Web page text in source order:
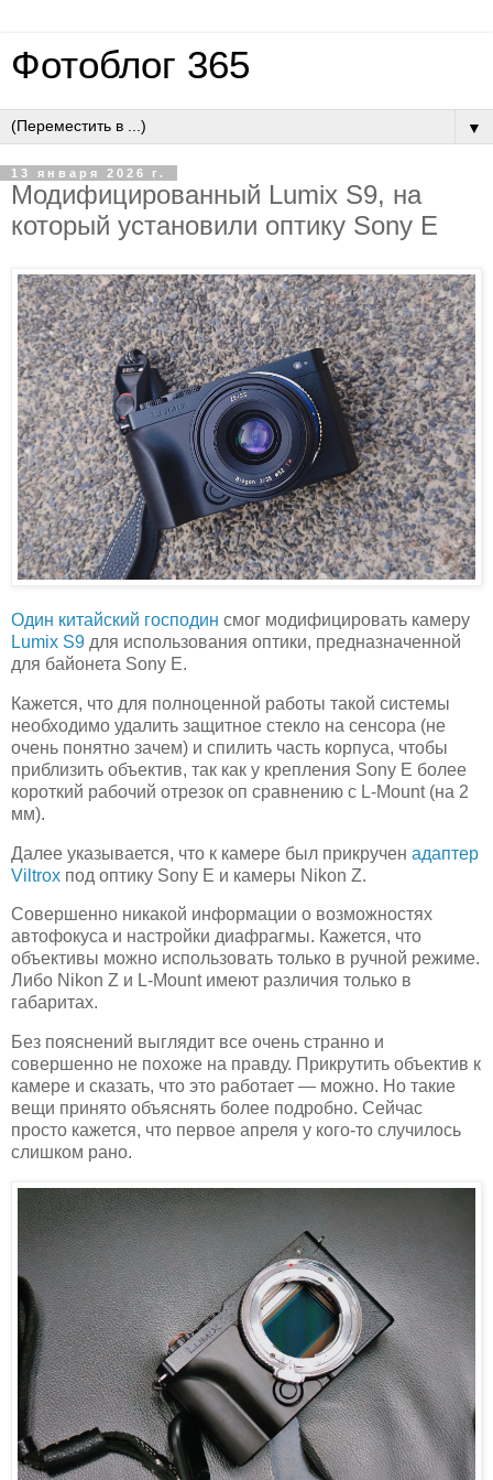
Фотоблог 365
▼
13 января 2026 г.
Модифицированный Lumix S9, на
который установили оптику Sony E
Один китайский господин смог модифицировать камеру
Lumix S9 для использования оптики, предназначенной
для байонета Sony E.
Кажется, что для полноценной работы такой системы
необходимо удалить защитное стекло на сенсора (не
очень понятно зачем) и спилить часть корпуса, чтобы
приблизить объектив, так как у крепления Sony E более
короткий рабочий отрезок оп сравнению с L-Mount (на 2
мм).
Далее указывается, что к камере был прикручен адаптер
Viltrox под оптику Sony E и камеры Nikon Z.
Совершенно никакой информации о возможностях
автофокуса и настройки диафрагмы. Кажется, что
объективы можно использовать только в ручной режиме.
Либо Nikon Z и L-Mount имеют различия только в
габаритах.
Без пояснений выглядит все очень странно и
совершенно не похоже на правду. Прикрутить объектив к
камере и сказать, что это работает — можно. Но такие
вещи принято объяснять более подробно. Сейчас
просто кажется, что первое апреля у кого-то случилось
слишком рано.